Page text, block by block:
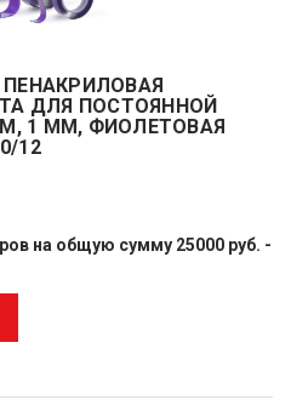
ПЕНАКРИЛОВАЯ
ДЛЯ ПОСТОЯННОЙ
1 ММ, ФИОЛЕТОВАЯ
12
на общую сумму 25000 руб. -